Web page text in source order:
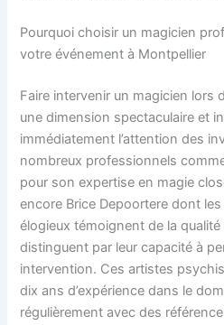
Pourquoi choisir un magicien
votre événement à Montpellier
Faire intervenir un magicien lors
une dimension spectaculaire et
immédiatement l’attention des
nombreux professionnels
pour son expertise en magie
encore Brice Depoortere dont
élogieux témoignent de la
distinguent par leur capacité à
intervention. Ces artistes
dix ans d’expérience dans le
régulièrement avec des